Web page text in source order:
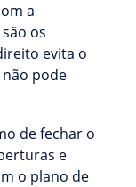
a
os
evita o
pode
de fechar o
e
o plano de